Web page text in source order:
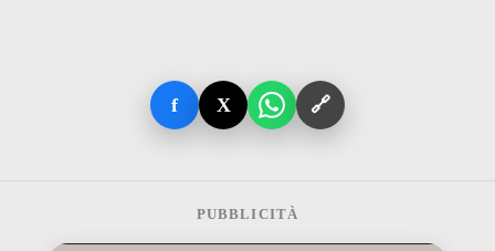
f X 🔗
PUBBLICITÀ